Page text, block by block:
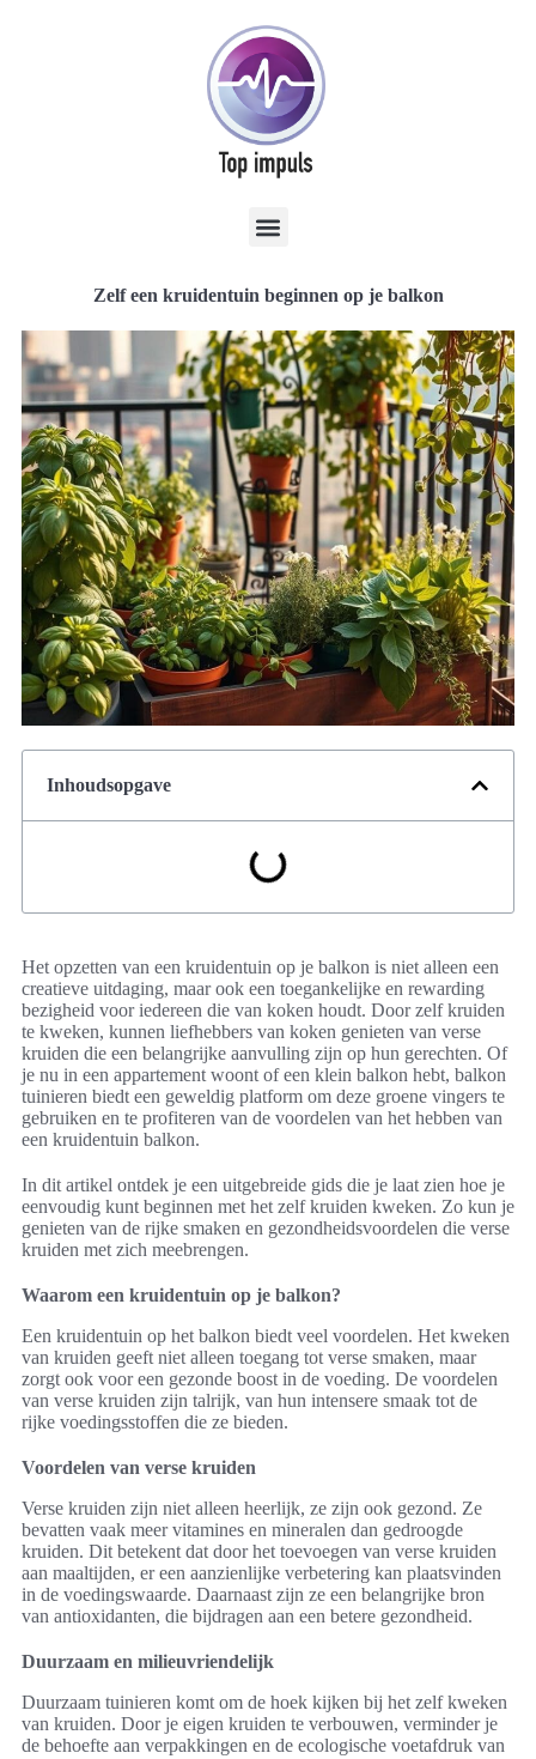
Zelf een kruidentuin beginnen op je balkon
Inhoudsopgave
Het opzetten van een kruidentuin op je balkon is niet alleen een
creatieve uitdaging, maar ook een toegankelijke en rewarding
bezigheid voor iedereen die van koken houdt. Door zelf kruiden
te kweken, kunnen liefhebbers van koken genieten van verse
kruiden die een belangrijke aanvulling zijn op hun gerechten. Of
je nu in een appartement woont of een klein balkon hebt, balkon
tuinieren biedt een geweldig platform om deze groene vingers te
gebruiken en te profiteren van de voordelen van het hebben van
een kruidentuin balkon.
In dit artikel ontdek je een uitgebreide gids die je laat zien hoe je
eenvoudig kunt beginnen met het zelf kruiden kweken. Zo kun je
genieten van de rijke smaken en gezondheidsvoordelen die verse
kruiden met zich meebrengen.
Waarom een kruidentuin op je balkon?
Een kruidentuin op het balkon biedt veel voordelen. Het kweken
van kruiden geeft niet alleen toegang tot verse smaken, maar
zorgt ook voor een gezonde boost in de voeding. De voordelen
van verse kruiden zijn talrijk, van hun intensere smaak tot de
rijke voedingsstoffen die ze bieden.
Voordelen van verse kruiden
Verse kruiden zijn niet alleen heerlijk, ze zijn ook gezond. Ze
bevatten vaak meer vitamines en mineralen dan gedroogde
kruiden. Dit betekent dat door het toevoegen van verse kruiden
aan maaltijden, er een aanzienlijke verbetering kan plaatsvinden
in de voedingswaarde. Daarnaast zijn ze een belangrijke bron
van antioxidanten, die bijdragen aan een betere gezondheid.
Duurzaam en milieuvriendelijk
Duurzaam tuinieren komt om de hoek kijken bij het zelf kweken
van kruiden. Door je eigen kruiden te verbouwen, verminder je
de behoefte aan verpakkingen en de ecologische voetafdruk van